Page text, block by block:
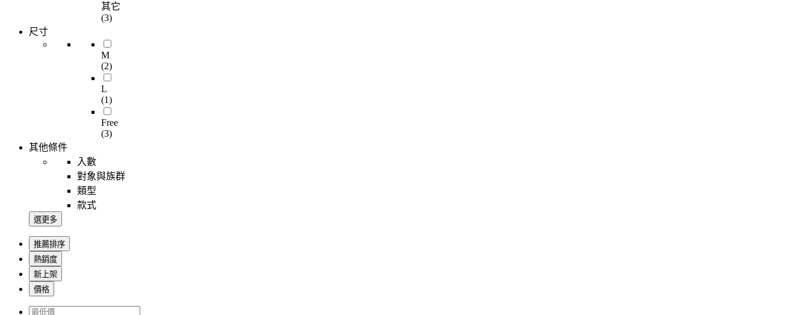
其它
(3)
尺寸
M
(2)
L
(1)
Free
(3)
其他條件
入數
對象與族群
類型
款式
選更多
推薦排序
熱銷度
新上架
價格